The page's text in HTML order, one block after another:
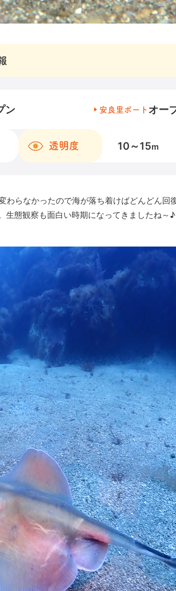
ン 安良里ボート オー
透明度 10～15m
らなかったので海が落ち着けばどんどん回
生態観察も面白い時期になってきましたね～♪